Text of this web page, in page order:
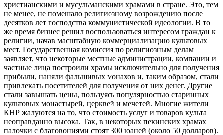
христианскими и мусульманскими храмами в стране. Это, тем
не менее, не помешало религиозному возрождению после
десятков лет господства коммунистической идеологии. В то
же время бизнес решил воспользоваться интересом граждан к
религии, начав масштабную коммерциализацию культовых
мест. Государственная комиссия по религиозным делам
заявляет, что некоторые местные администрации, компании и
частные лица построили храмы исключительно для получения
прибыли, наняли фальшивых монахов и, таким образом, стали
привлекать посетителей для получения от них денег. Другие
стали завышать цены, пользуясь популярностью старинных
культовых монастырей, церквей и мечетей. Многие жители
КНР жалуются на то, что стоимость услуг и товаров культа
неоправданно высока. Так, в некоторых пекинских храмах
палочки с благовониями стоят 300 юаней (около 50 долларов).